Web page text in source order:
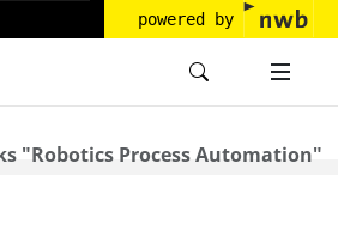
powered by
"Robotics Process Automation"